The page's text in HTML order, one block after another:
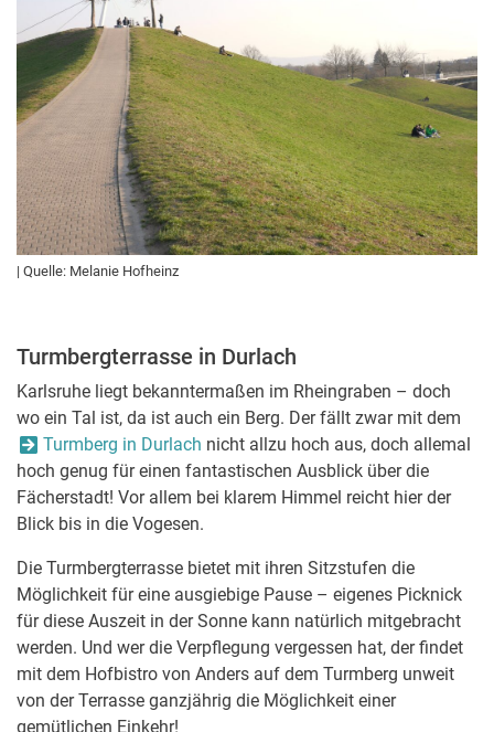
| Quelle: Melanie Hofheinz
Turmbergterrasse in Durlach
Karlsruhe liegt bekanntermaßen im Rheingraben – doch
wo ein Tal ist, da ist auch ein Berg. Der fällt zwar mit dem
Turmberg in Durlach nicht allzu hoch aus, doch allemal
hoch genug für einen fantastischen Ausblick über die
Fächerstadt! Vor allem bei klarem Himmel reicht hier der
Blick bis in die Vogesen.
Die Turmbergterrasse bietet mit ihren Sitzstufen die
Möglichkeit für eine ausgiebige Pause – eigenes Picknick
für diese Auszeit in der Sonne kann natürlich mitgebracht
werden. Und wer die Verpflegung vergessen hat, der findet
mit dem Hofbistro von Anders auf dem Turmberg unweit
von der Terrasse ganzjährig die Möglichkeit einer
gemütlichen Einkehr!